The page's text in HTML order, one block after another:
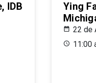
IDB
Ying
22 de
11:00